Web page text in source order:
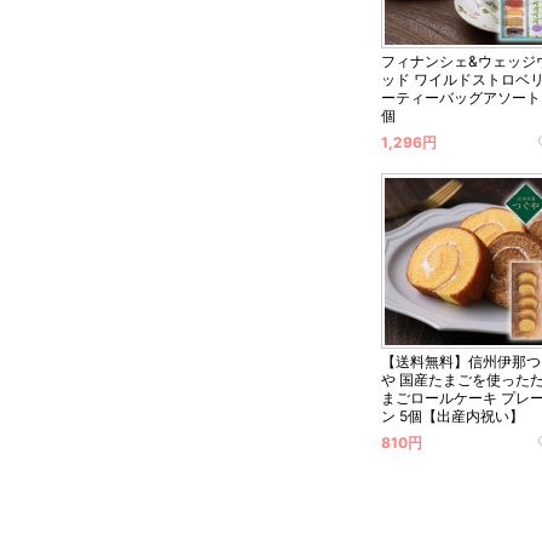
フィナンシェ&ウェッジ
ッド ワイルドストロベ
ーティーバッグアソー
個
1,296円
【送料無料】信州伊那
や 国産たまごを使った
まごロールケーキ プレ
ン 5個【出産内祝い】
810円